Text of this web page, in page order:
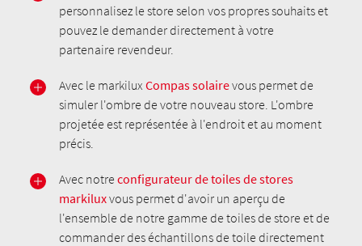
personnalisez le store selon vos propres souhaits et
pouvez le demander directement à votre
partenaire revendeur.
Avec le markiluxCompas solairevous permet de
simuler l'ombre de votre nouveau store. L'ombre
projetée est représentée à l'endroit et au moment
précis.
Avec notreconfigurateur de toiles de stores
markiluxvous permet d'avoir un aperçu de
l'ensemble de notre gamme de toiles de store et de
commander des échantillons de toile directement